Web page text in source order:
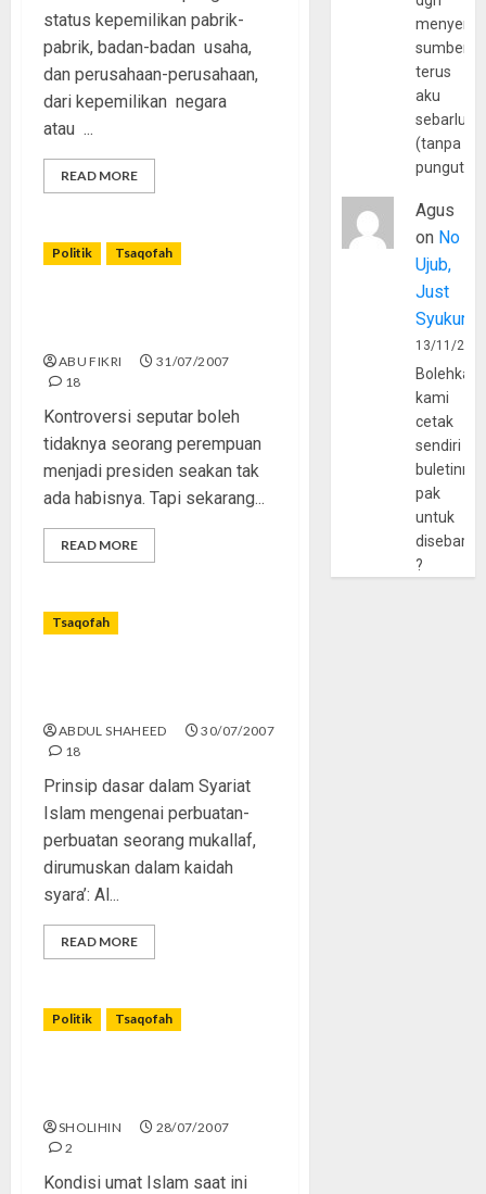
status kepemilikan pabrik-
pabrik, badan-badan usaha,
dan perusahaan-perusahaan,
dari kepemilikan negara
atau ...
READ MORE
Politik Tsaqofah
ABU FIKRI
31/07/2007
18
Kontroversi seputar boleh
tidaknya seorang perempuan
menjadi presiden seakan tak
ada habisnya. Tapi sekarang...
READ MORE
Tsaqofah
ABDUL SHAHEED
30/07/2007
18
Prinsip dasar dalam Syariat
Islam mengenai perbuatan-
perbuatan seorang mukallaf,
dirumuskan dalam kaidah
syara’: Al...
READ MORE
Politik Tsaqofah
SHOLIHIN
28/07/2007
2
Kondisi umat Islam saat ini
sumber
terus
aku
(tanpa
Agus
on No
Ujub,
Just
Syukur
13/11/
Bolehkah
kami
cetak
sendiri
pak
untuk
?